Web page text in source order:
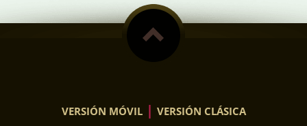
VERSIÓN MÓVIL | VERSIÓN CLÁSICA